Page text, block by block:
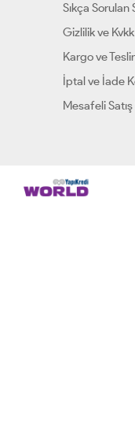
Sıkça Sorulan
Gizlilik ve
Kargo ve
İptal ve İade
Mesafeli